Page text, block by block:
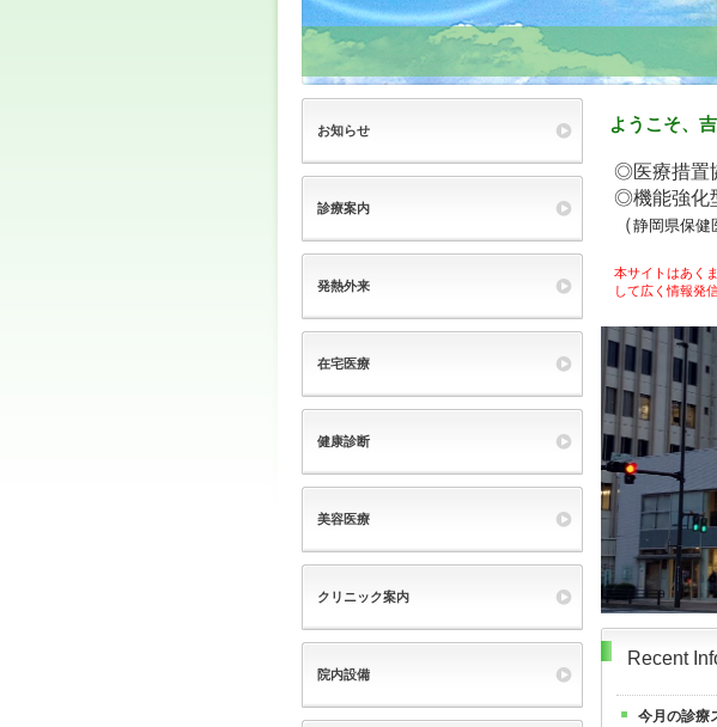
ようこそ、
◎医療措置
◎機能強化
（静岡県保健
本サイトはあく
して広く情報発
Recent
今月の診療
お知らせ
診療案内
発熱外来
在宅医療
健康診断
美容医療
クリニック案内
院内設備